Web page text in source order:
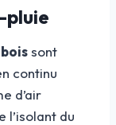
pluie
sont
continu
d’air
l’isolant du